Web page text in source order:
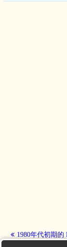
1980年代初期的